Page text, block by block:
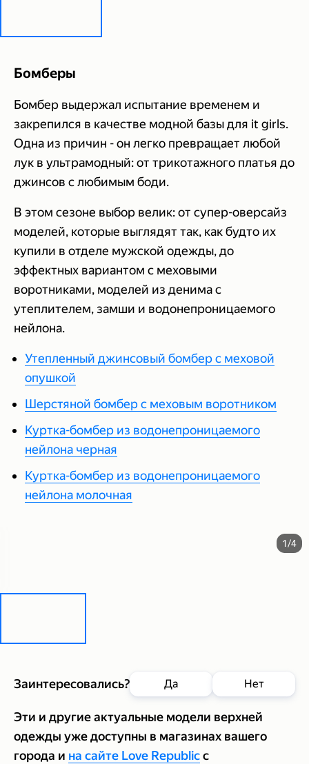
Бомберы
Бомбер выдержал испытание временем и
закрепился в качестве модной базы для it girls.
Одна из причин - он легко превращает любой
лук в ультрамодный: от трикотажного платья до
джинсов с любимым боди.
В этом сезоне выбор велик: от супер-оверсайз
моделей, которые выглядят так, как будто их
купили в отделе мужской одежды, до
эффектных вариантом с меховыми
воротниками, моделей из денима с
утеплителем, замши и водонепроницаемого
нейлона.
Утепленный джинсовый бомбер с меховой
опушкой
Шерстяной бомбер с меховым воротником
Куртка-бомбер из водонепроницаемого
нейлона черная
Куртка-бомбер из водонепроницаемого
нейлона молочная
1/4
Заинтересовались? Да Нет
Эти и другие актуальные модели верхней
одежды уже доступны в магазинах вашего
города и на сайте Love Republicс